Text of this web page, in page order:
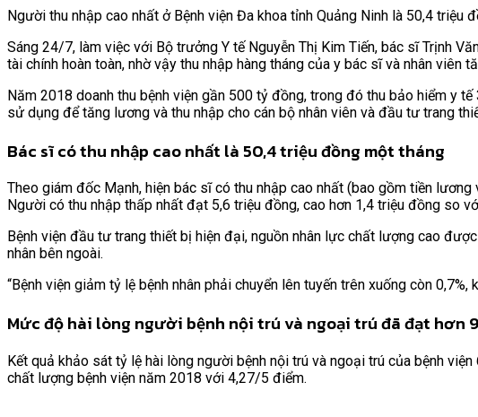
Người thu nhập cao nhất ở Bệnh viện Đa khoa tỉnh Quảng Ninh là 50,4
Sáng 24/7, làm việc với Bộ trưởng Y tế Nguyễn Thị Kim Tiến, bác sĩ Trịnh
tài chính hoàn toàn, nhờ vậy thu nhập hàng tháng của y bác sĩ và nhân viên
Năm 2018 doanh thu bệnh viện gần 500 tỷ đồng, trong đó thu bảo hiểm y
sử dụng để tăng lương và thu nhập cho cán bộ nhân viên và đầu tư trang
Bác sĩ có thu nhập cao nhất là 50,4 triệu đồng một tháng
Theo giám đốc Mạnh, hiện bác sĩ có thu nhập cao nhất (bao gồm tiền
Người có thu nhập thấp nhất đạt 5,6 triệu đồng, cao hơn 1,4 triệu đồng so
Bệnh viện đầu tư trang thiết bị hiện đại, nguồn nhân lực chất lượng cao
nhân bên ngoài.
“Bệnh viện giảm tỷ lệ bệnh nhân phải chuyển lên tuyến trên xuống còn
Mức độ hài lòng người bệnh nội trú và ngoại trú đã đạt hơn
Kết quả khảo sát tỷ lệ hài lòng người bệnh nội trú và ngoại trú của bệnh
chất lượng bệnh viện năm 2018 với 4,27/5 điểm.